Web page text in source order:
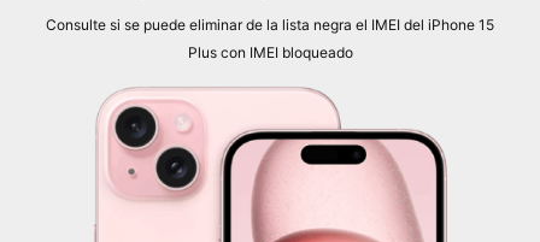
Consulte si se puede eliminar de la lista negra el IMEI del iPhone 15
Plus con IMEI bloqueado